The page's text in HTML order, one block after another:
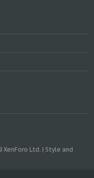
XenForo Ltd. | Style and